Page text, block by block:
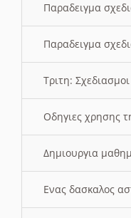
Παραδειγμα
Παραδειγμα
Τριτη:
Οδηγιες χρησης
Δημιουργια
Ενας δασκαλος